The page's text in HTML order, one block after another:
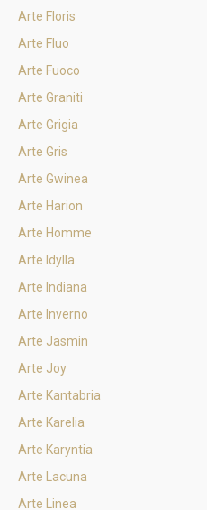
Arte Floris
Arte Fluo
Arte Fuoco
Arte Graniti
Arte Grigia
Arte Gris
Arte Gwinea
Arte Harion
Arte Homme
Arte Idylla
Arte Indiana
Arte Inverno
Arte Jasmin
Arte Joy
Arte Kantabria
Arte Karelia
Arte Karyntia
Arte Lacuna
Arte Linea